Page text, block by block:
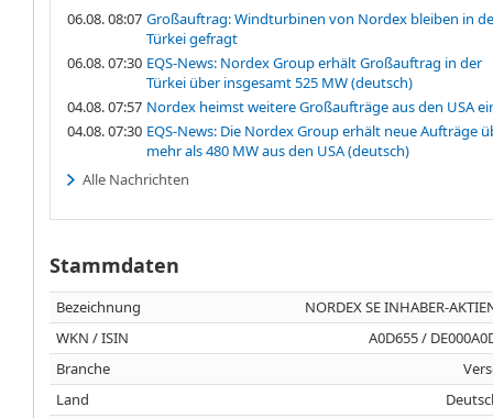
06.08. 08:07 Großauftrag: Windturbinen von Nordex bleiben in
Türkei gefragt
06.08. 07:30 EQS-News: Nordex Group erhält Großauftrag in der
Türkei über insgesamt 525 MW (deutsch)
04.08. 07:57 Nordex heimst weitere Großaufträge aus den USA
04.08. 07:30 EQS-News: Die Nordex Group erhält neue Aufträge
mehr als 480 MW aus den USA (deutsch)
Alle Nachrichten
Stammdaten
Bezeichnung
NORDEX SE INHABER-
WKN / ISIN
A0D655 /
Branche
Land